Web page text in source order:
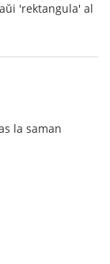
'rektangula' al
la saman